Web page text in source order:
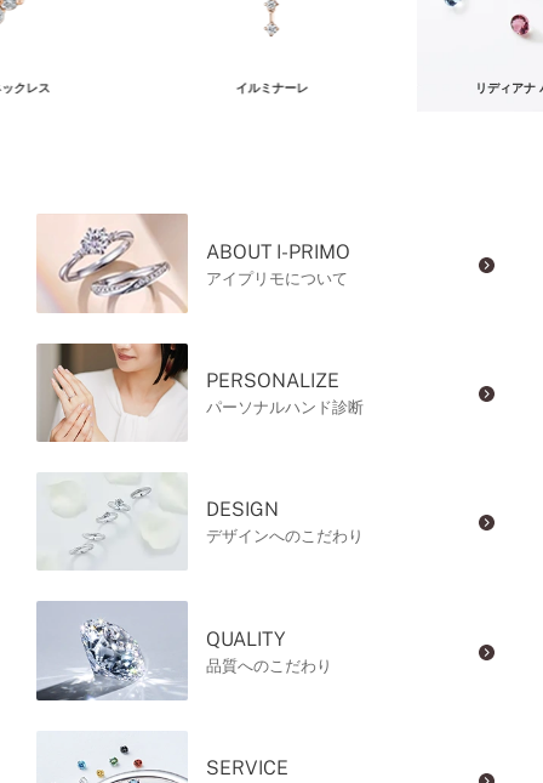
クレス イルミナーレ リディアナ
ABOUT I-PRIMO
アイプリモについて
PERSONALIZE
パーソナルハンド診断
DESIGN
デザインへのこだわり
QUALITY
品質へのこだわり
SERVICE